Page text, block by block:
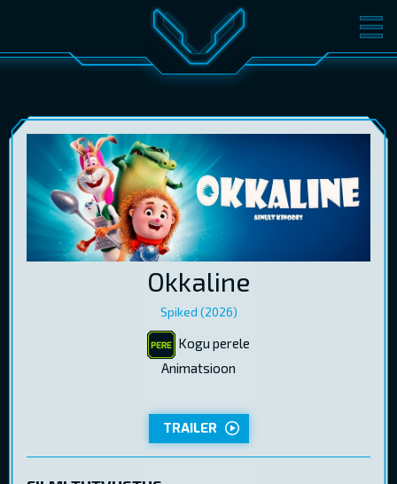
FILMID PILETID
KONVERENTS
KINKEKAARDID
Okkaline
Spiked (2026)
Kogu perele
Animatsioon
TRAILER